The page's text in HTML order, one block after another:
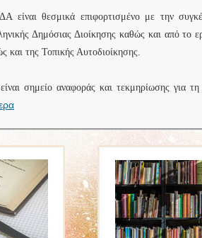
θεσμικά επιφορτισμένο με την
Δημόσιας Διοίκησης καθώς και από το
και της Τοπικής Αυτοδιοίκησης.
σημείο αναφοράς και τεκμηρίωσης για